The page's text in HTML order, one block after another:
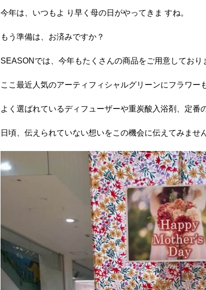
今年は、いつもよ り早く母の日がやってきま すね。
もう準備は、お済みですか？
SEASONでは、今年もたくさんの商品をご用意しており
ここ最近人気のアーティフィシャルグリーンにフラワー
よく選ばれているディフューザーや重炭酸入浴剤、定番
日頃、伝えられていない想いをこの機会に伝えてみませ